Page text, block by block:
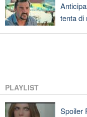
tenta di
PLAYLIST
Spoiler